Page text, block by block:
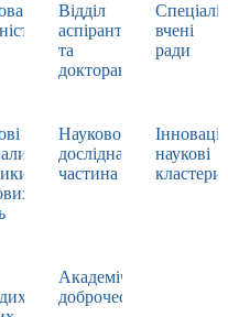
Відділ
аспірантури
та
докторантури
вчені
ради
Науково-
дослідна
частина
наукові
кластери
Академічна
доброчесність